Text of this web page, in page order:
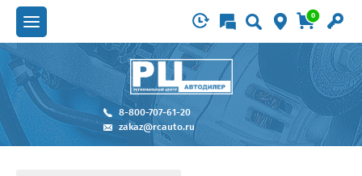
0
8-800-707-61-20
zakaz@rcauto.ru